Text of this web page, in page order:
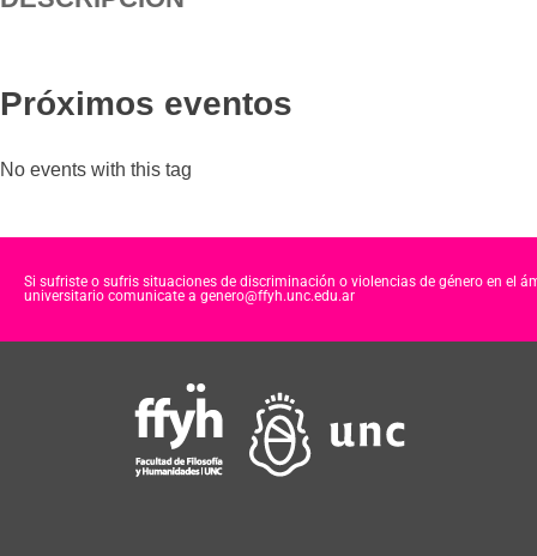
Próximos eventos
No events with this tag
Si sufriste o sufris situaciones de discriminación o violencias de género en el
universitario comunicate a genero@ffyh.unc.edu.ar